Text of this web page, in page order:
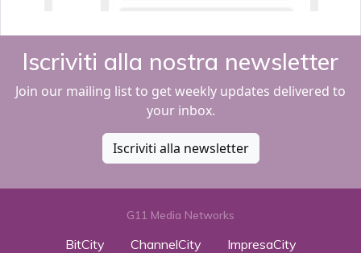
Iscriviti alla nostra newsletter
Join our mailing list to get weekly updates delivered to
your inbox.
Iscriviti alla newsletter
G11 Media Networks
BitCity ChannelCity
ImpresaCity